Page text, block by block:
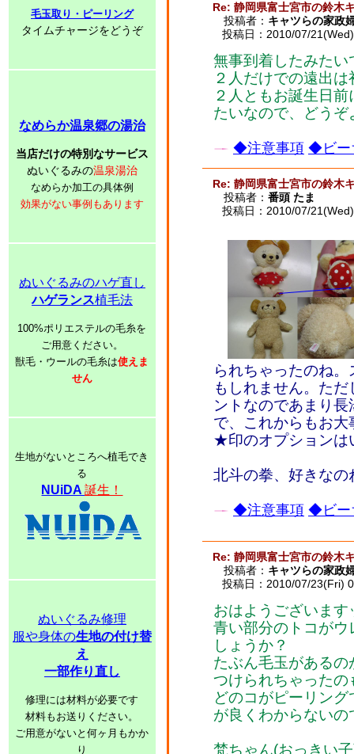
毛玉取り・ピーリング
タイムチャージをどうぞ
なめらか温泉郷の湯治
当店だけの特別なサービス
ぬいぐるみの温泉湯治
なめらか加工の具体例
効果がない事例もあります
ぬいぐるみのハゲ直し
ハゲランス植毛法
100%ポリエステルの毛糸を
ご用意ください。
獣毛・ウールの毛糸は使えま
せん
生地がないところへ植毛でき
る
NUiDA誕生！
ぬいぐるみ修理
服や身体の生地の付け替
え
一部作り直し
修理には材料が必要です
材料もお送りください。
ご用意がないと何ヶ月もかか
り
Re: 静岡県富士宮市の鈴木
投稿者： キャツらの家政
投稿日：2010/07/
無事到着したみたい
２人だけでの遠出
２人ともお誕生日
たいなので、どう
◆注意事項 ◆ビー
Re: 静岡県富士宮市の鈴木
投稿者： 番頭 たま
投稿日：2010/07/
られちゃったのね
もしれません。た
ントなのであまり
で、これからもお
★印のオプションは
北斗の拳、好きなの
◆注意事項 ◆ビー
Re: 静岡県富士宮市の鈴木
投稿者： キャツらの家政
投稿日：2010/07/23(Fri)
おはようございます
青い部分のトコが
しょうか？
たぶん毛玉がある
つけられちゃった
どのコがピーリン
が良くわからない
梵ちゃん(おっきい